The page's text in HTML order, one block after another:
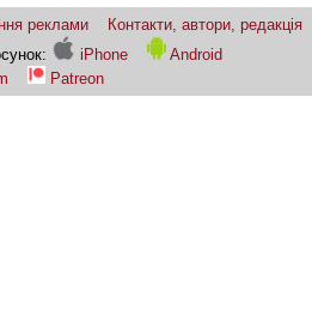
реклами
Контакти, автори, редакція
iPhone
Android
Patreon